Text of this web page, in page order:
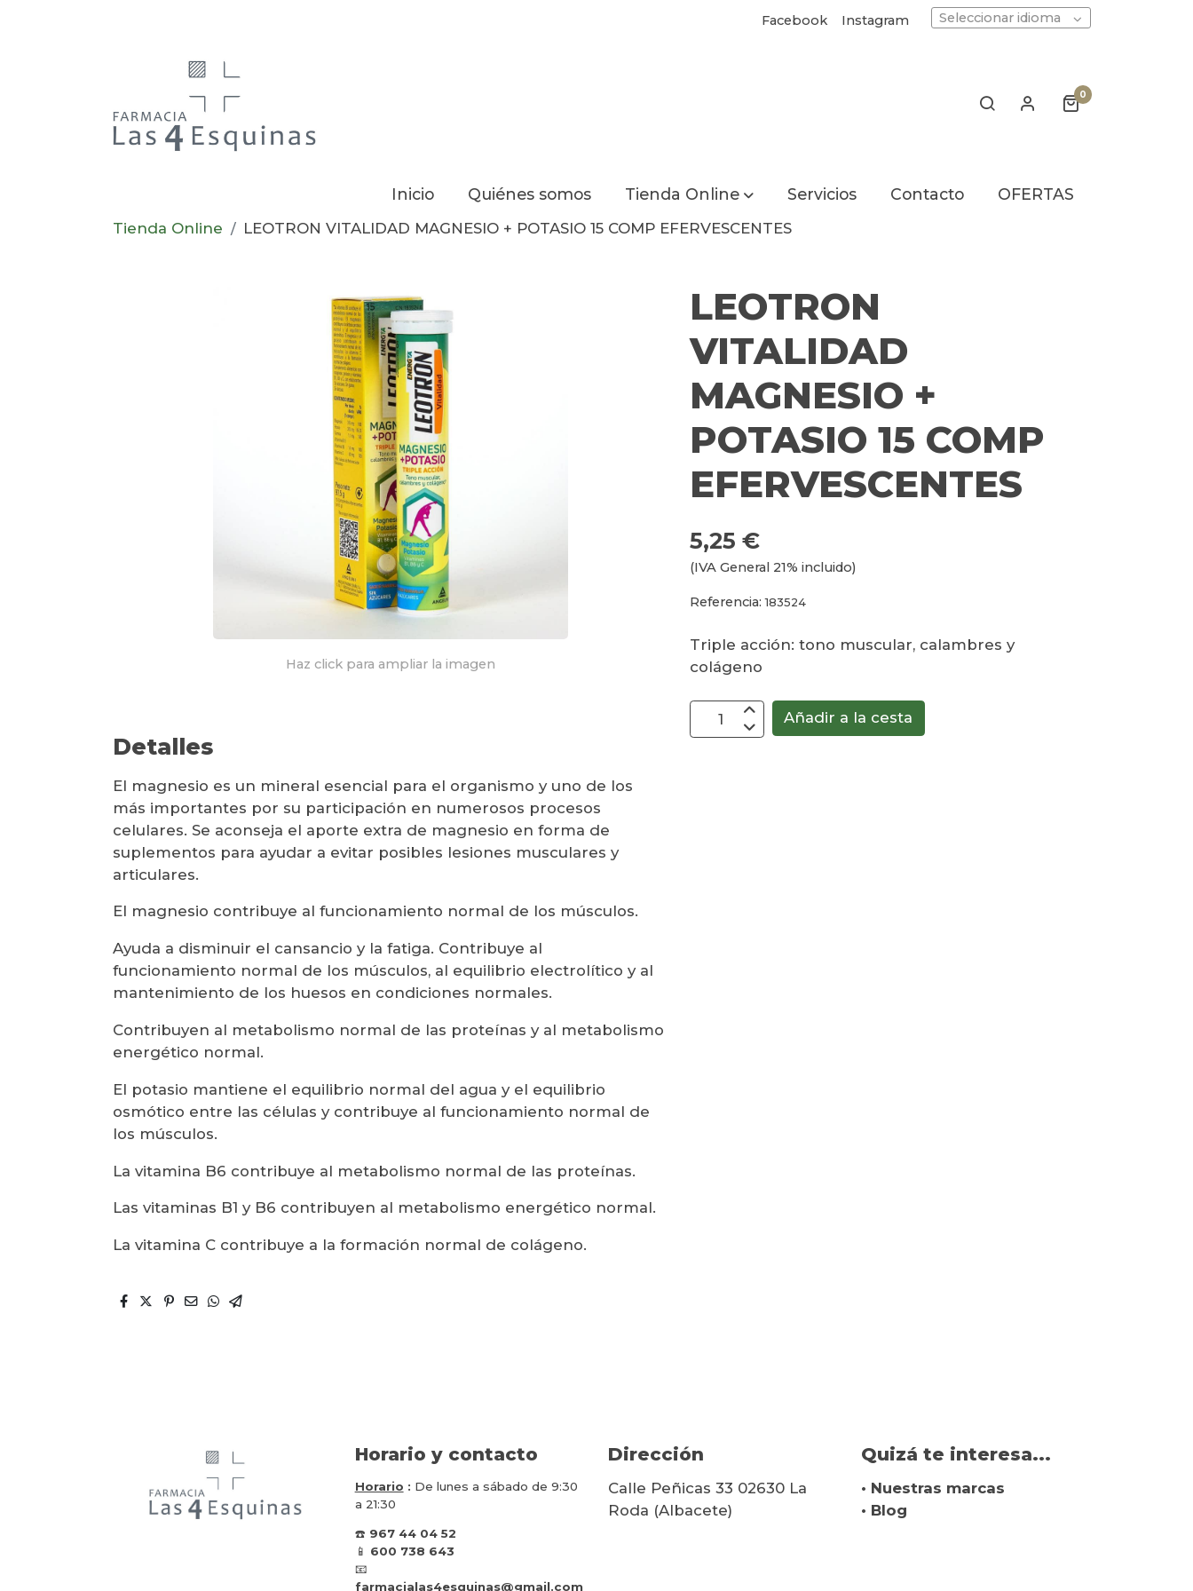
Facebook Instagram Seleccionar idioma
0
Inicio Quiénes somos Tienda Online Servicios Contacto OFERTAS
Tienda Online LEOTRON VITALIDAD MAGNESIO + POTASIO 15 COMP EFERVESCENTES
Haz click para ampliar la imagen
Detalles
El magnesio es un mineral esencial para el organismo y uno de los
más importantes por su participación en numerosos procesos
celulares. Se aconseja el aporte extra de magnesio en forma de
suplementos para ayudar a evitar posibles lesiones musculares y
articulares.
El magnesio contribuye al funcionamiento normal de los músculos.
Ayuda a disminuir el cansancio y la fatiga. Contribuye al
funcionamiento normal de los músculos, al equilibrio electrolítico y al
mantenimiento de los huesos en condiciones normales.
Contribuyen al metabolismo normal de las proteínas y al metabolismo
energético normal.
El potasio mantiene el equilibrio normal del agua y el equilibrio
osmótico entre las células y contribuye al funcionamiento normal de
los músculos.
La vitamina B6 contribuye al metabolismo normal de las proteínas.
Las vitaminas B1 y B6 contribuyen al metabolismo energético normal.
La vitamina C contribuye a la formación normal de colágeno.
LEOTRON
VITALIDAD
MAGNESIO +
POTASIO 15 COMP
EFERVESCENTES
5,25 €
(IVA General 21% incluido)
Referencia:183524
Triple acción: tono muscular, calambres y
colágeno
Añadir a la cesta
Horario y contacto
Horario : De lunes a sábado de 9:30
a 21:30
☎️ 967 44 04 52
📱 600 738 643
📧
farmacialas4esquinas@gmail.com
Dirección
Calle Peñicas 33 02630 La
Roda (Albacete)
Quizá te interesa...
• Nuestras marcas
• Blog